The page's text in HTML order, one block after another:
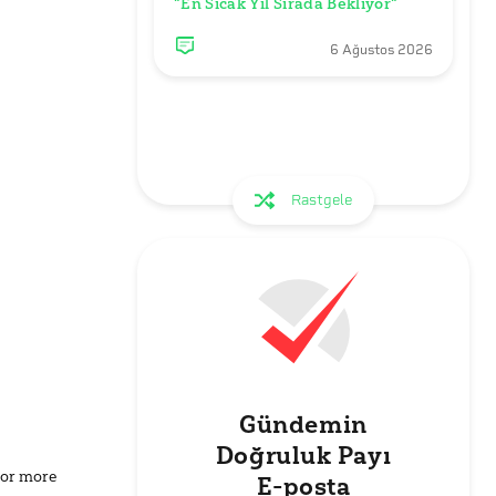
more
6 Ağustos 2026
Rastgele
Gündemin
Doğruluk Payı
E-posta